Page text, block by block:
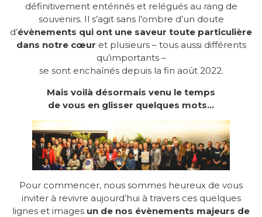
définitivement entérinés et relégués au rang de
souvenirs. Il s’agit sans l’ombre d’un doute
d’évènements qui ont une saveur toute particulière
dans notre cœur et plusieurs – tous aussi différents
qu’importants –
se sont enchaînés depuis la fin août 2022.
Mais voilà désormais venu le temps
de vous en glisser quelques mots…
Pour commencer, nous sommes heureux de vous
inviter à revivre aujourd’hui à travers ces quelques
lignes et images un de nos évènements majeurs de